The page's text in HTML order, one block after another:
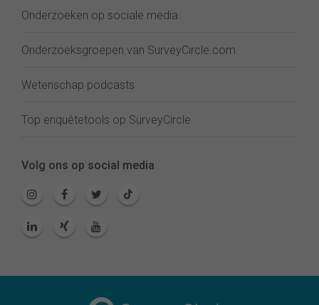
Onderzoeken op sociale media
Onderzoeksgroepen van SurveyCircle.com
Wetenschap podcasts
Top enquêtetools op SurveyCircle
Volg ons op social media